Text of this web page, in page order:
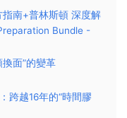
南+普林斯頓 深度解
Bundle -
面”的變革
跨越16年的“時間膠